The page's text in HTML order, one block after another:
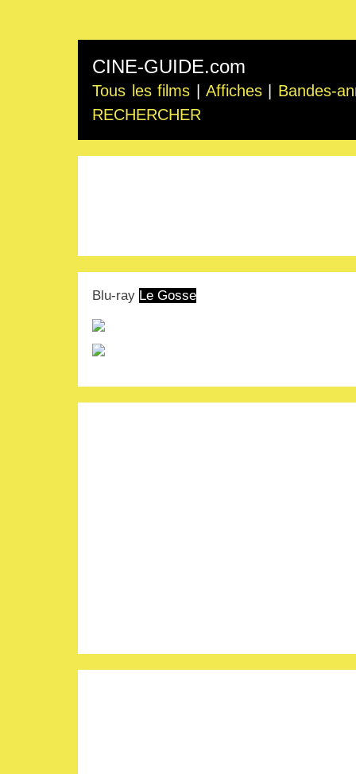
CINE-GUIDE.com
Tous les films Affiches
Bandes-
RECHERCHER
Blu-ray Le Gosse